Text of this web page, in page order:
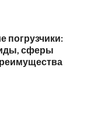
погрузчики:
сферы